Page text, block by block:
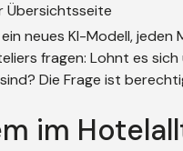
Übersichtsseite
neues KI-Modell,
fragen: Lohnt es
Die Frage ist
im